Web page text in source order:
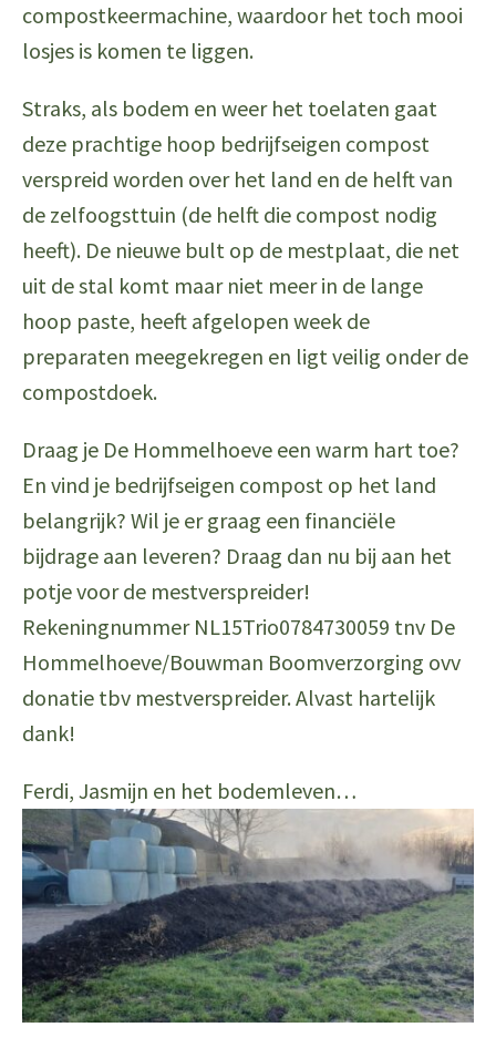
compostkeermachine, waardoor het toch mooi
losjes is komen te liggen.
Straks, als bodem en weer het toelaten gaat
deze prachtige hoop bedrijfseigen compost
verspreid worden over het land en de helft van
de zelfoogsttuin (de helft die compost nodig
heeft). De nieuwe bult op de mestplaat, die net
uit de stal komt maar niet meer in de lange
hoop paste, heeft afgelopen week de
preparaten meegekregen en ligt veilig onder de
compostdoek.
Draag je De Hommelhoeve een warm hart toe?
En vind je bedrijfseigen compost op het land
belangrijk? Wil je er graag een financiële
bijdrage aan leveren? Draag dan nu bij aan het
potje voor de mestverspreider!
Rekeningnummer NL15Trio0784730059 tnv De
Hommelhoeve/Bouwman Boomverzorging ovv
donatie tbv mestverspreider. Alvast hartelijk
dank!
Ferdi, Jasmijn en het bodemleven…